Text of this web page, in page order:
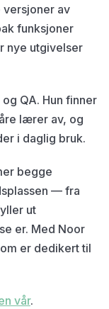
av
funksjoner
nye utgivelser
QA. Hun finner
lærer av, og
i daglig bruk.
begge
— fra
ut
er. Med Noor
er dedikert til
vår.